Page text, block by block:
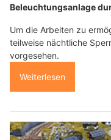
Beleuchtungsanlage
Um die Arbeiten zu
teilweise nächtliche
vorgesehen.
Weiterlesen